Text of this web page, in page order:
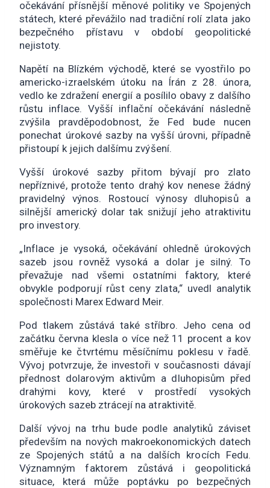
očekávání přísnější měnové politiky ve Spojených
státech, které převážilo nad tradiční rolí zlata jako
bezpečného přístavu v období geopolitické
nejistoty.
Napětí na Blízkém východě, které se vyostřilo po
americko-izraelském útoku na Írán z 28. února,
vedlo ke zdražení energií a posílilo obavy z dalšího
růstu inflace. Vyšší inflační očekávání následně
zvýšila pravděpodobnost, že Fed bude nucen
ponechat úrokové sazby na vyšší úrovni, případně
přistoupí k jejich dalšímu zvýšení.
Vyšší úrokové sazby přitom bývají pro zlato
nepříznivé, protože tento drahý kov nenese žádný
pravidelný výnos. Rostoucí výnosy dluhopisů a
silnější americký dolar tak snižují jeho atraktivitu
pro investory.
„Inflace je vysoká, očekávání ohledně úrokových
sazeb jsou rovněž vysoká a dolar je silný. To
převažuje nad všemi ostatními faktory, které
obvykle podporují růst ceny zlata,“ uvedl analytik
společnosti Marex Edward Meir.
Pod tlakem zůstává také stříbro. Jeho cena od
začátku června klesla o více než 11 procent a kov
směřuje ke čtvrtému měsíčnímu poklesu v řadě.
Vývoj potvrzuje, že investoři v současnosti dávají
přednost dolarovým aktivům a dluhopisům před
drahými kovy, které v prostředí vysokých
úrokových sazeb ztrácejí na atraktivitě.
Další vývoj na trhu bude podle analytiků záviset
především na nových makroekonomických datech
ze Spojených států a na dalších krocích Fedu.
Významným faktorem zůstává i geopolitická
situace, která může poptávku po bezpečných